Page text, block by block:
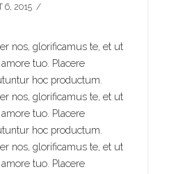
6, 2015
nos, glorificamus te, et ut
tuo. Placere
hoc productum.
nos, glorificamus te, et ut
tuo. Placere
hoc productum.
nos, glorificamus te, et ut
tuo. Placere